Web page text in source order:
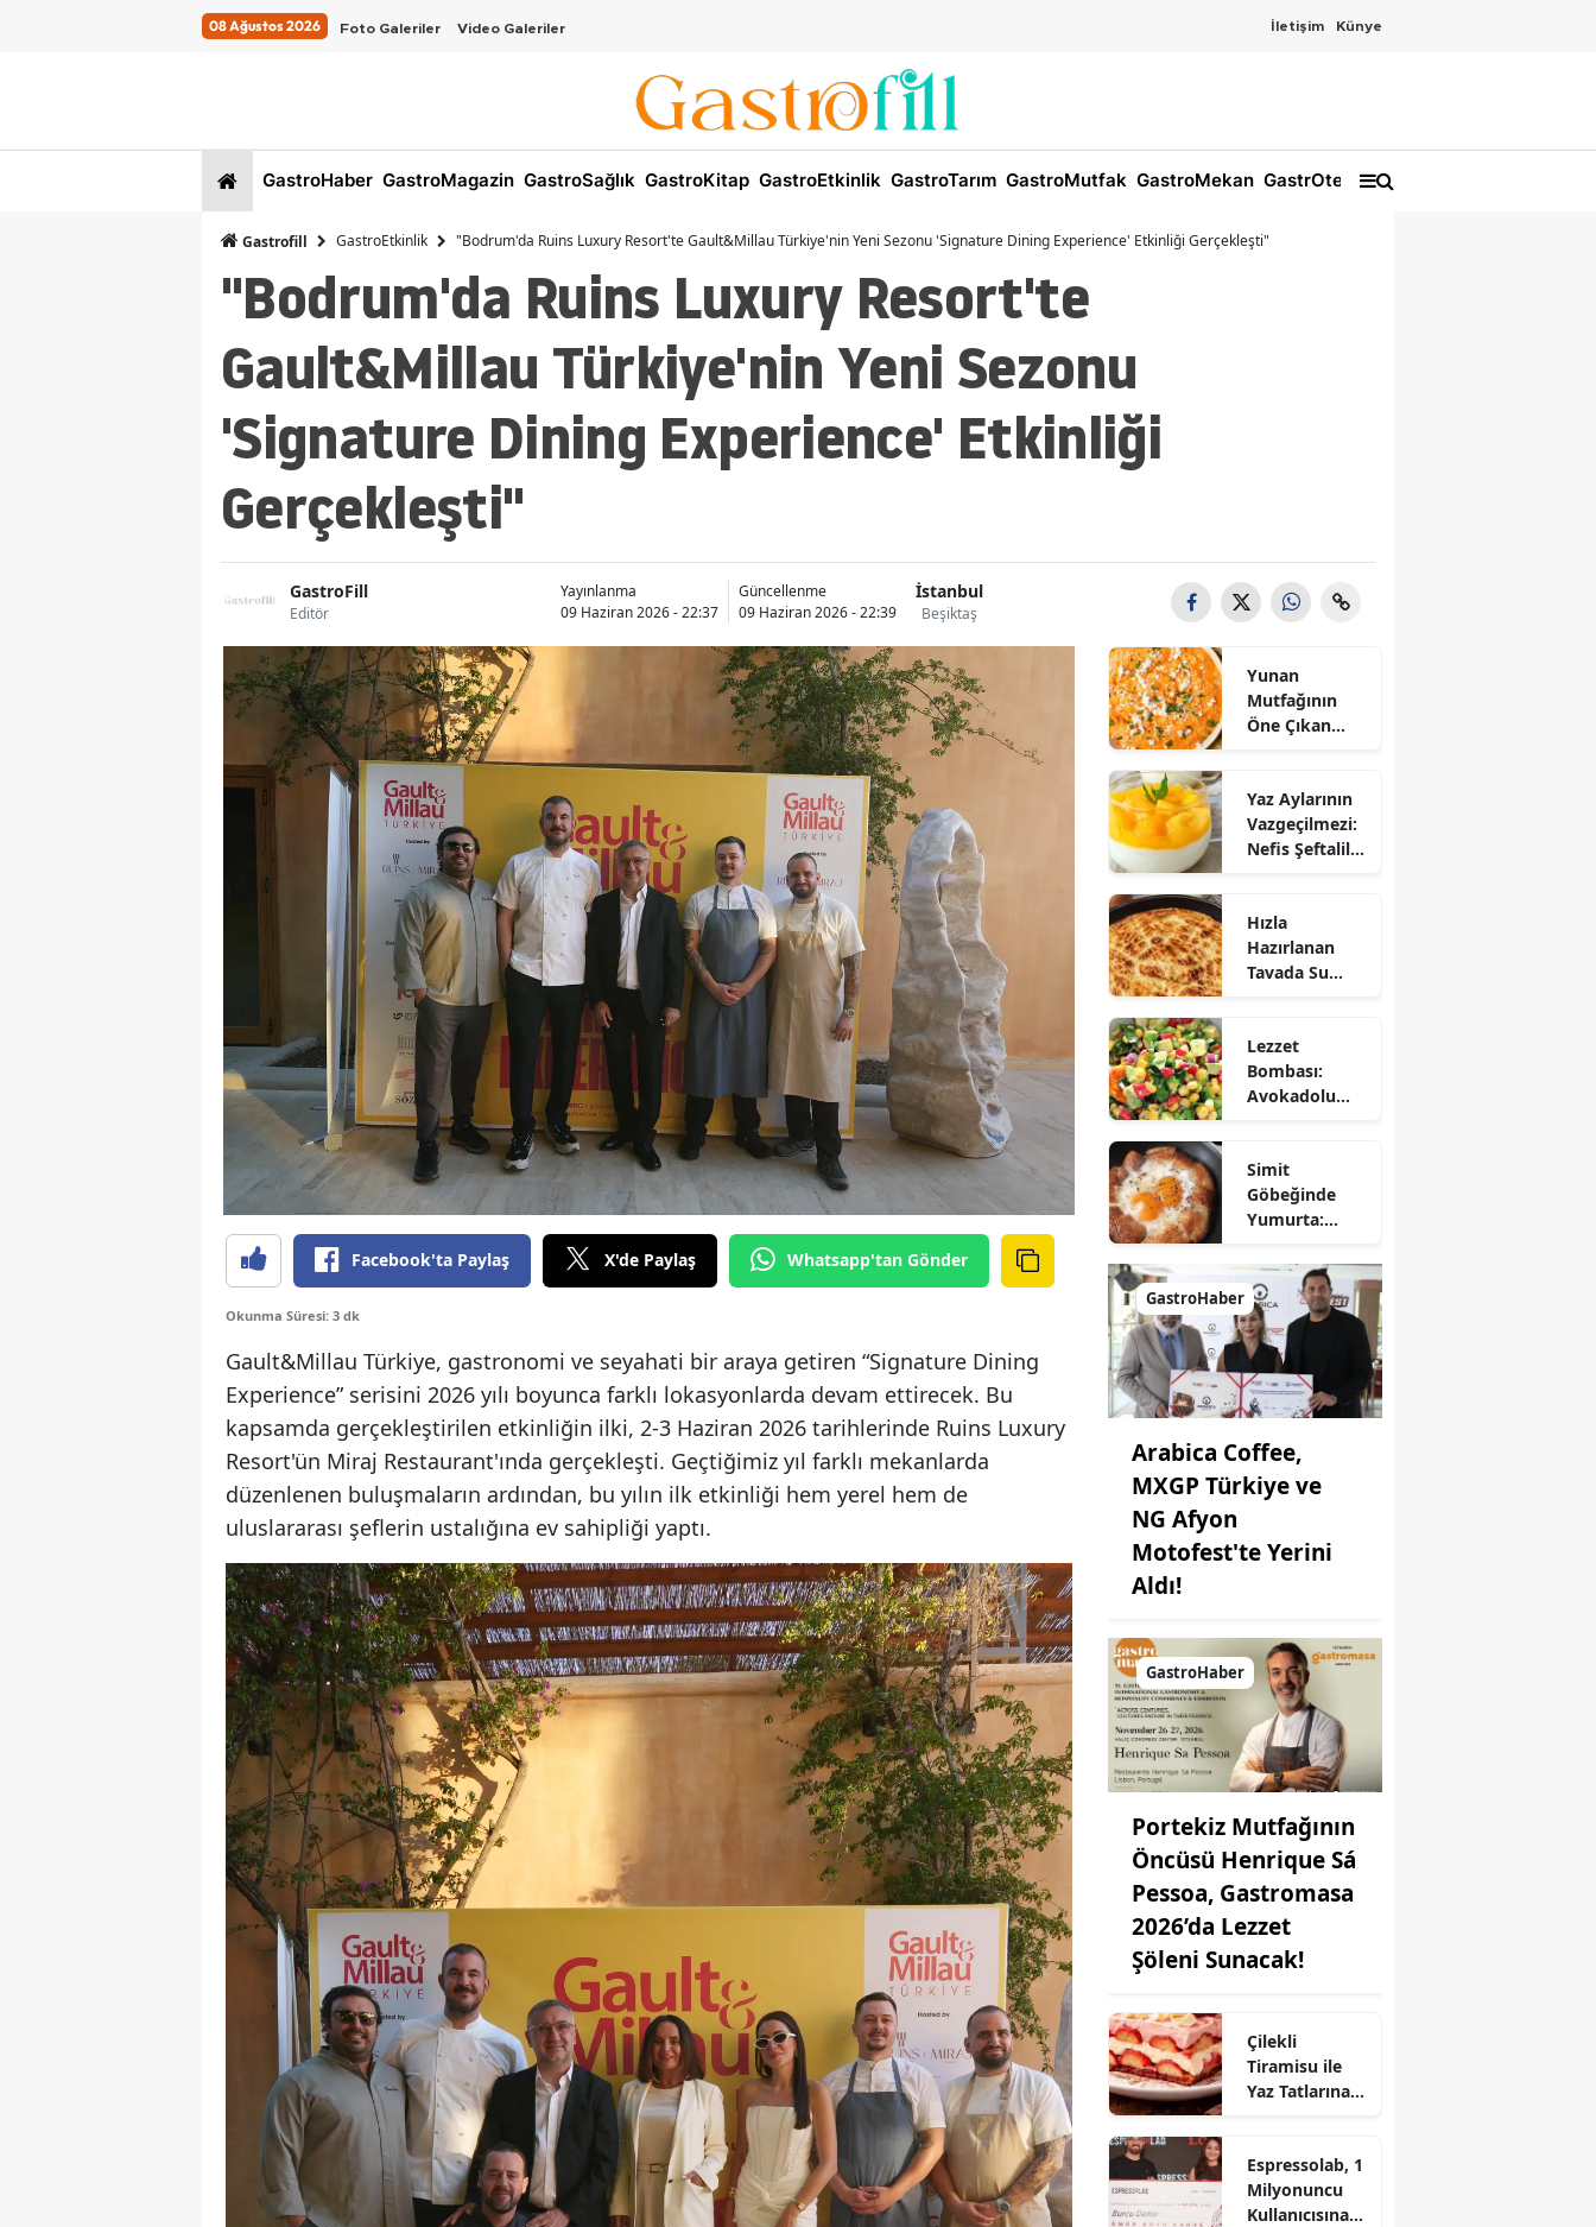
08 Ağustos 2026 Foto Galeriler Video Galeriler İletişim Künye
GastroHaber GastroMagazin GastroSağlık GastroKitap GastroEtkinlik GastroTarım GastroMutfak GastroMekan GastrOtel
Gastrofill GastroEtkinlik "Bodrum'da Ruins Luxury Resort'te Gault&Millau Türkiye'nin Yeni Sezonu 'Signature Dining Experience' Etkinliği Gerçekleşti"
"Bodrum'da Ruins Luxury Resort'te
Gault&Millau Türkiye'nin Yeni Sezonu
'Signature Dining Experience' Etkinliği
Gerçekleşti"
GastroFill
Editör
Yayınlanma
09 Haziran 2026 - 22:37
Güncellenme
09 Haziran 2026 - 22:39
İstanbul
Beşiktaş
Facebook'ta Paylaş X'de Paylaş Whatsapp'tan Gönder
Okunma Süresi: 3 dk
Gault&Millau Türkiye, gastronomi ve seyahati bir araya getiren “Signature Dining
Experience” serisini 2026 yılı boyunca farklı lokasyonlarda devam ettirecek. Bu
kapsamda gerçekleştirilen etkinliğin ilki, 2-3 Haziran 2026 tarihlerinde Ruins Luxury
Resort'ün Miraj Restaurant'ında gerçekleşti. Geçtiğimiz yıl farklı mekanlarda
düzenlenen buluşmaların ardından, bu yılın ilk etkinliği hem yerel hem de
uluslararası şeflerin ustalığına ev sahipliği yaptı.
Yunan
Mutfağının
Öne Çıkan
Nasıl Yapılır?
Yaz Aylarının
Vazgeçilmezi:
Nefis Şeftalili
Hızla
Hazırlanan
Tavada Su
Sofralarınıza
Lezzet Katın!
Lezzet
Bombası:
Avokadolu
Simit
Göbeğinde
Yumurta:
Farklı Bir
Kahvaltı
Seçeneği
GastroHaber
Arabica Coffee,
MXGP Türkiye ve
NG Afyon
Motofest'te Yerini
Aldı!
GastroHaber
Portekiz Mutfağının
Öncüsü Henrique Sá
Pessoa, Gastromasa
2026’da Lezzet
Şöleni Sunacak!
Çilekli
Tiramisu ile
Yaz Tatlarına
Espressolab, 1
Milyonuncu
Kullanıcısına